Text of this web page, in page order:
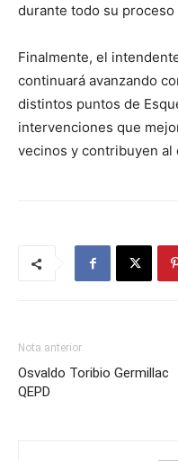
durante todo su proceso
Finalmente, el
continuará avanzando
distintos puntos de
intervenciones que
vecinos y contribuyen al
Nota anterior
Osvaldo Toribio Germillac
QEPD